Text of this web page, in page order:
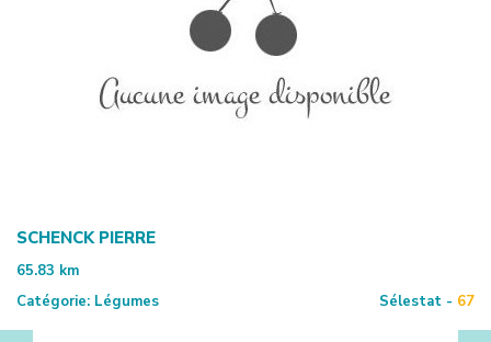
SCHENCK PIERRE
65.83 km
Catégorie: Légumes Sélestat - 67